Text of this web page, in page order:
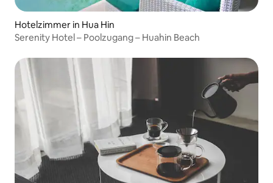
Hotelzimmer in Hua Hin
Serenity Hotel – Poolzugang – Huahin Beach